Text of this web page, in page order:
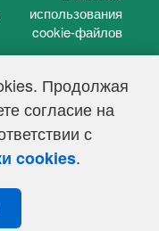
Продолжая
согласие на
с
cookies.
использования
cookie-файлов
77-39848, выдано
связи,
коммуникаций